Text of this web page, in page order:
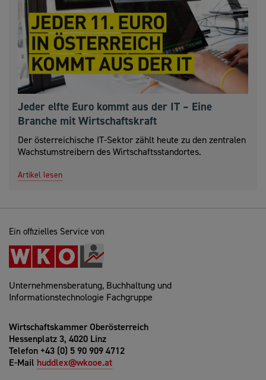
Jeder elfte Euro kommt aus der IT – Eine
Branche mit Wirtschaftskraft
Der österreichische IT-Sektor zählt heute zu den zentralen
Wachstumstreibern des Wirtschaftsstandortes.
Artikel lesen
Ein offizielles Service von
Unternehmensberatung, Buchhaltung und
Informationstechnologie Fachgruppe
Wirtschaftskammer Oberösterreich
Hessenplatz 3, 4020 Linz
Telefon +43 (0) 5 90 909 4712
E-Mail huddlex@wkooe.at